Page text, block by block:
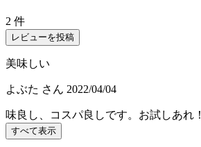
2 件
レビューを投稿
美味しい
よぶた さん 2022/04/04
味良し、コスパ良しです。お試しあれ！
すべて表示